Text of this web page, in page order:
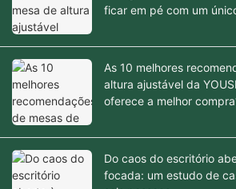
ficar em pé com um
As 10 melhores
altura ajustável da
oferece a melhor
Do caos do escritório
focada: um estudo de